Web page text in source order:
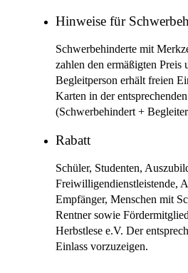
Hinweise für
Schwerbehinderte mit
zahlen den ermäßigten Preis
Begleitperson erhält freien
Karten in der
(Schwerbehindert +
Rabatt
Schüler, Studenten,
Freiwilligendienstleistende,
Empfänger, Menschen mit
Rentner sowie
Herbstlese e.V. Der
Einlass vorzuzeigen.